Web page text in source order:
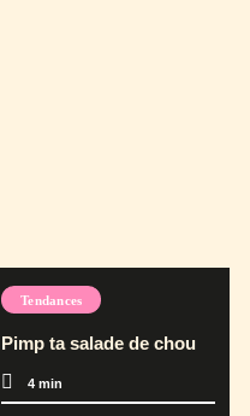
Tendances
Pimp ta salade de chou
4 min